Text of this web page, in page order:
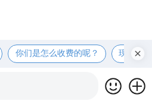
你们是怎么收费的呢？ 现在有